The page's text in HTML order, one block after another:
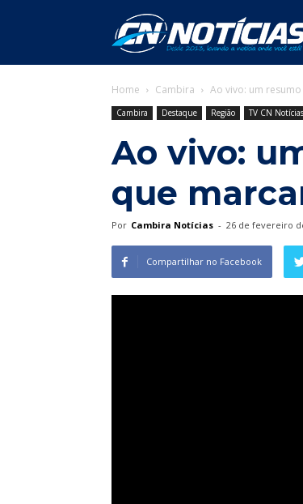
Home Cambira Ao vivo: um
Cambira Destaque Região TV CN Notícias
Ao vivo:
que
Por Cambira Notícias - 26 de fevereiro
Compartilhar no Facebook